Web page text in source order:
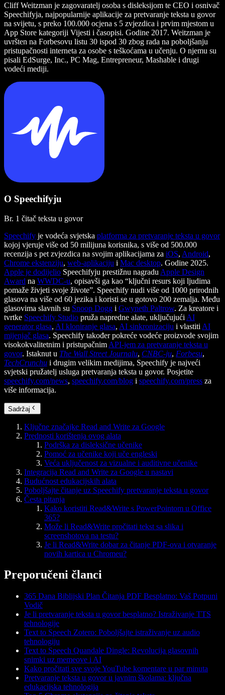
Cliff Weitzman je zagovaratelj osoba s disleksijom te CEO i osnivač
Speechifyja, najpopularnije aplikacije za pretvaranje teksta u govor
na svijetu, s preko 100.000 ocjena s 5 zvjezdica i prvim mjestom u
App Store kategoriji Vijesti i časopisi. Godine 2017. Weitzman je
uvršten na Forbesovu listu 30 ispod 30 zbog rada na poboljšanju
pristupačnosti interneta za osobe s teškoćama u učenju. O njemu su
pisali EdSurge, Inc., PC Mag, Entrepreneur, Mashable i drugi
vodeći mediji.
O Speechifyju
Br. 1 čitač teksta u govor
Speechify je vodeća svjetska platforma za pretvaranje teksta u govor
kojoj vjeruje više od 50 milijuna korisnika, s više od 500.000
recenzija s pet zvjezdica na svojim aplikacijama za iOS, Android,
Chrome ekstenziju, web-aplikaciju i Mac desktop. Godine 2025.
Apple je dodijelio Speechifyju prestižnu nagradu Apple Design
Award na WWDC-u, opisavši ga kao “ključni resurs koji ljudima
pomaže živjeti svoje živote”. Speechify nudi više od 1000 prirodnih
glasova na više od 60 jezika i koristi se u gotovo 200 zemalja. Među
glasovima slavnih su Snoop Dogg i Gwyneth Paltrow. Za kreatore i
tvrtke Speechify Studio pruža napredne alate, uključujući AI
generator glasa, AI kloniranje glasa, AI sinkronizaciju i vlastiti AI
mijenjač glasa. Speechify također pokreće vodeće proizvode svojim
visokokvalitetnim i pristupačnim API-jem za pretvaranje teksta u
govor. Istaknut u The Wall Street Journalu, CNBC-ju, Forbesu,
TechCrunchu i drugim velikim medijima, Speechify je najveći
svjetski pružatelj usluga pretvaranja teksta u govor. Posjetite
speechify.com/news, speechify.com/blog i speechify.com/press za
više informacija.
Sadržaj
Ključne značajke Read and Write za Google
Prednosti korištenja ovog alata
Podrška za disleksične učenike
Pomoć za učenike koji uče engleski
Veća uključenost za vizualne i auditivne učenike
Integracija Read and Write za Google u nastavi
Budućnost edukacijskih alata
Poboljšajte čitanje uz Speechify pretvaranje teksta u govor
Česta pitanja
Kako koristiti Read&Write s PowerPointom u Office
365?
Može li Read&Write pročitati tekst sa slika i
screenshotova na testu?
Je li Read&Write dobar za čitanje PDF-ova i otvaranje
novih kartica u Chromeu?
Preporučeni članci
365 Dana Biblijski Plan Čitanja PDF Besplatno: Vaš Potpuni
Vodič
Je li pretvaranje teksta u govor besplatno? Istraživanje TTS
tehnologije
Text to Speech Zotero: Poboljšajte istraživanje uz audio
tehnologiju
Text to Speech Quandale Dingle: Revolucija glasovnih
snimki uz memeove i AI
Kako pročitati sve svoje YouTube komentare u par minuta
Pretvaranje teksta u govor u javnim školama: ključna
edukacijska tehnologija